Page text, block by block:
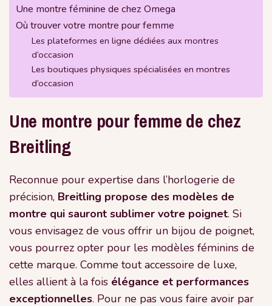
Une montre féminine de chez Omega
Où trouver votre montre pour femme
Les plateformes en ligne dédiées aux montres
d’occasion
Les boutiques physiques spécialisées en montres
d’occasion
Une montre pour femme de chez
Breitling
Reconnue pour expertise dans l’horlogerie de
précision, Breitling propose des modèles de
montre qui sauront sublimer votre poignet. Si
vous envisagez de vous offrir un bijou de poignet,
vous pourrez opter pour les modèles féminins de
cette marque. Comme tout accessoire de luxe,
elles allient à la fois élégance et performances
exceptionnelles. Pour ne pas vous faire avoir par